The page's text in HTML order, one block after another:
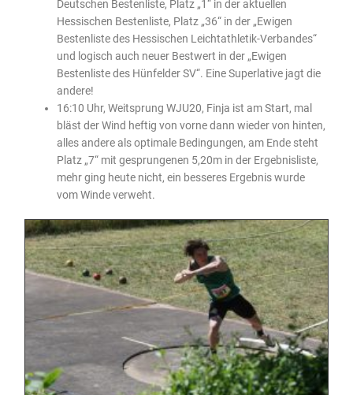
Deutschen Bestenliste, Platz „1“ in der aktuellen
Hessischen Bestenliste, Platz „36“ in der „Ewigen
Bestenliste des Hessischen Leichtathletik-Verbandes“
und logisch auch neuer Bestwert in der „Ewigen
Bestenliste des Hünfelder SV“. Eine Superlative jagt die
andere!
16:10 Uhr, Weitsprung WJU20, Finja ist am Start, mal
bläst der Wind heftig von vorne dann wieder von hinten,
alles andere als optimale Bedingungen, am Ende steht
Platz „7“ mit gesprungenen 5,20m in der Ergebnisliste,
mehr ging heute nicht, ein besseres Ergebnis wurde
vom Winde verweht.